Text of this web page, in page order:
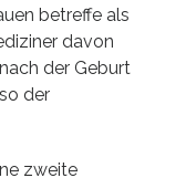
betreffe als
davon
der Geburt
der
zweite